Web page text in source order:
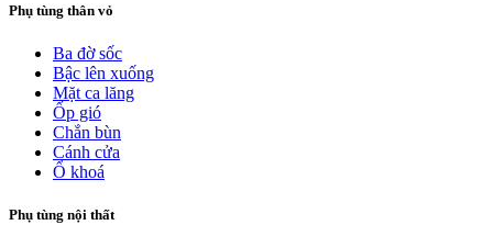
Phụ tùng thân vỏ
Ba đờ sốc
Bậc lên xuống
Mặt ca lăng
Ốp gió
Chắn bùn
Cánh cửa
Ổ khoá
Phụ tùng nội thất